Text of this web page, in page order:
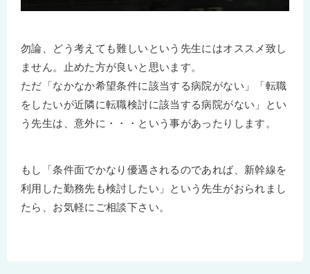
勿論、どう考えても難しいという先生にはオススメ致し
ません。止めた方が良いと思います。
ただ「なかなか希望条件に該当する病院がない」「転職
をしたいが近隣に転職検討に該当する病院がない」とい
う先生は、意外に・・・という事があったりします。
もし「条件面でかなり優遇されるのであれば、新幹線を
利用した勤務先も検討したい」という先生がおられまし
たら、お気軽にご相談下さい。